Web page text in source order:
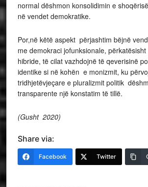
normal dëshmon konsolidimin e
në vendet demokratike.
Por,në këtë aspekt përjashtim bëjnë
me demokraci jofunksionale,
hibride, të cilat vazhdojnë të qeverisinë
identike si në kohën e monizmit, ku
tridhjetëvjeçare e pluralizmit politik
transparente një konstatim të tillë.
(Gusht 2020)
Share via:
Facebook Twitter